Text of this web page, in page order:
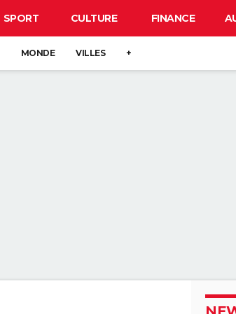
SPORT CULTURE FINANCE
MONDE VILLES +